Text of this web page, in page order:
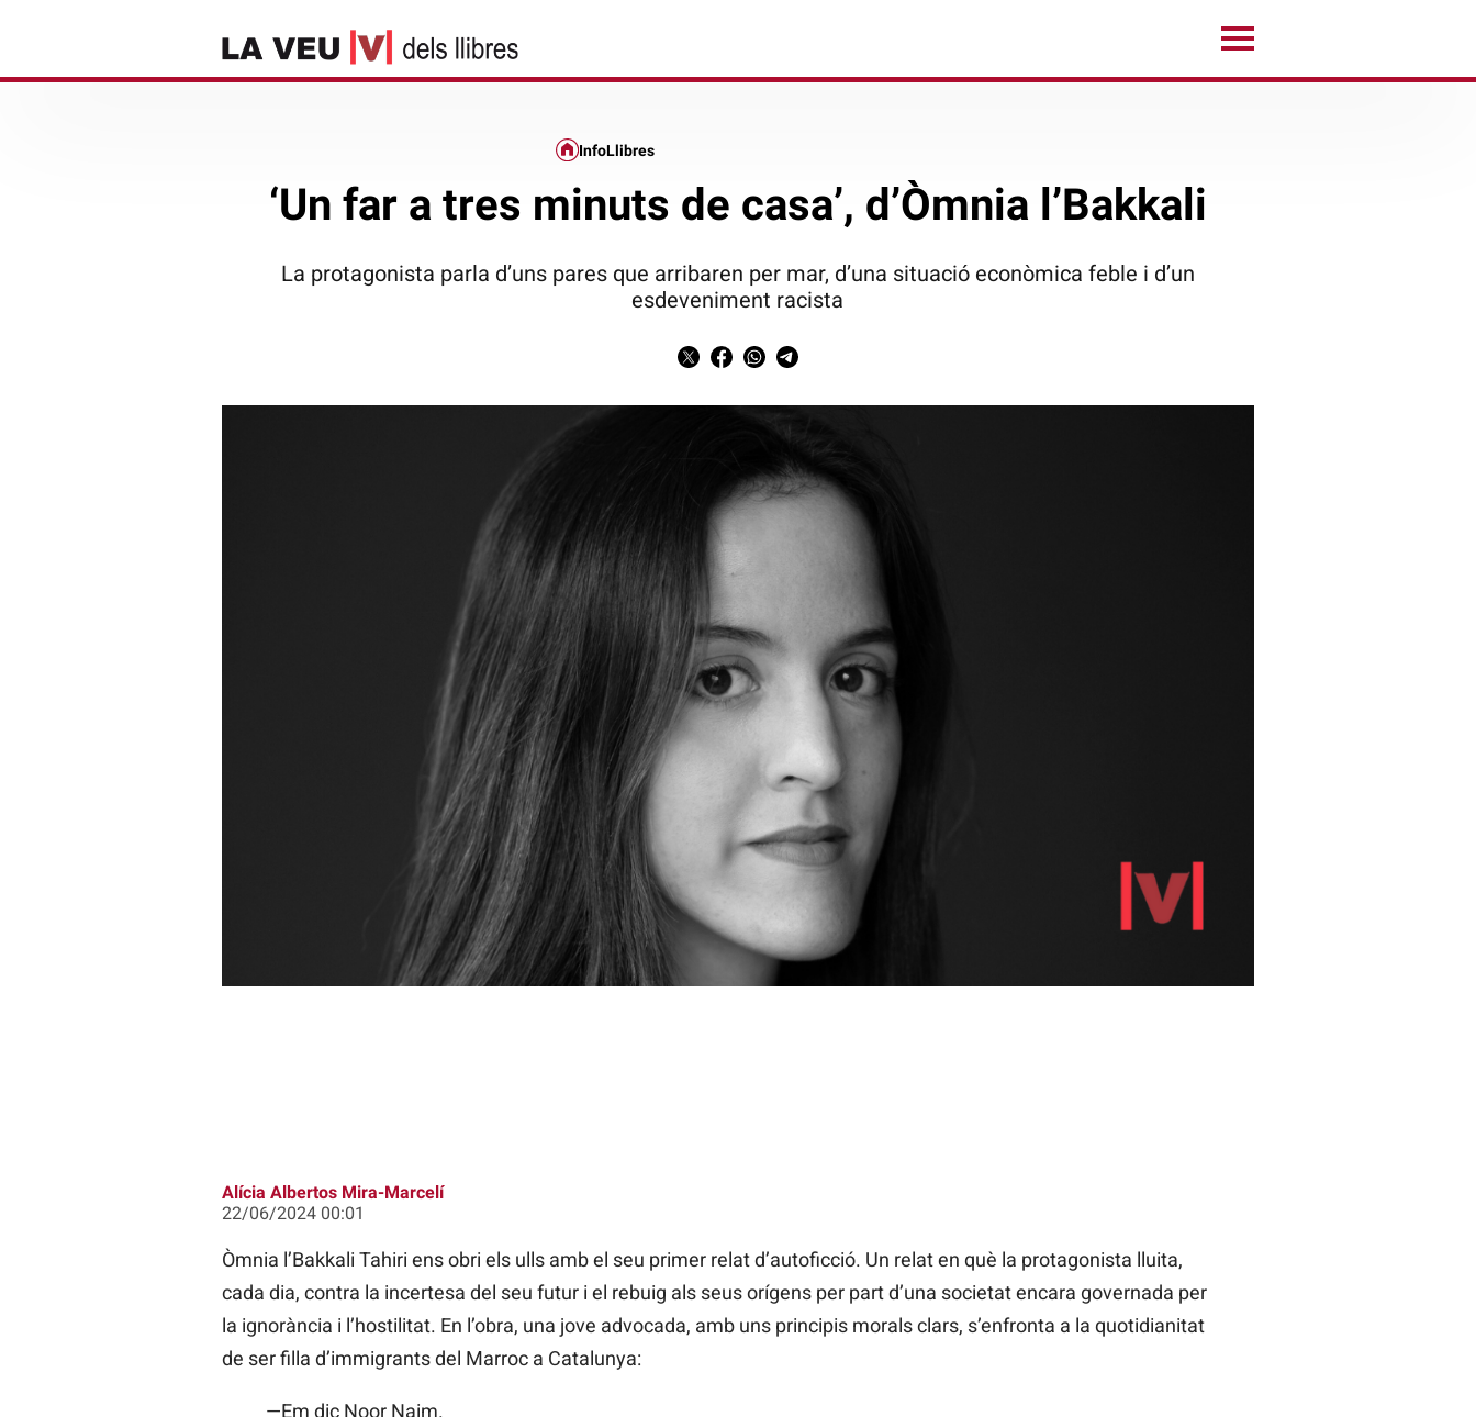
InfoLlibres
‘Un far a tres minuts de casa’, d’Òmnia l’Bakkali
La protagonista parla d’uns pares que arribaren per mar, d’una situació econòmica feble i d’un
esdeveniment racista
Alícia Albertos Mira-Marcelí
22/06/2024 00:01
Òmnia l’Bakkali Tahiri ens obri els ulls amb el seu primer relat d’autoficció. Un relat en què la protagonista lluita,
cada dia, contra la incertesa del seu futur i el rebuig als seus orígens per part d’una societat encara governada per
la ignorància i l’hostilitat. En l’obra, una jove advocada, amb uns principis morals clars, s’enfronta a la quotidianitat
de ser filla d’immigrants del Marroc a Catalunya:
—Em dic Noor Naim.